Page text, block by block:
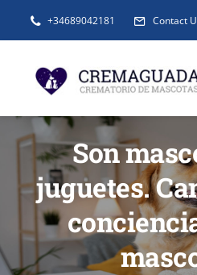
+34689042181 Contact
INFORMACIÓN
SERVICIOS
URNAS Y RECUERDOS
Son
juguetes.